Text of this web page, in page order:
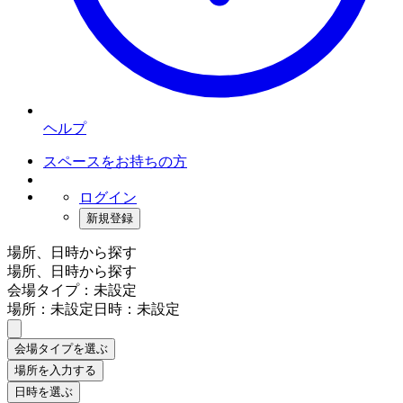
ヘルプ
スペースをお持ちの方
ログイン
新規登録
場所、日時から探す
場所、日時から探す
会場タイプ：未設定
場所：未設定日時：未設定
会場タイプを選ぶ
場所を入力する
日時を選ぶ